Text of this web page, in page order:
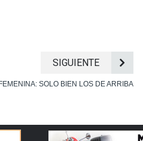
SIGUIENTE
SOLO BIEN LOS DE ARRIBA